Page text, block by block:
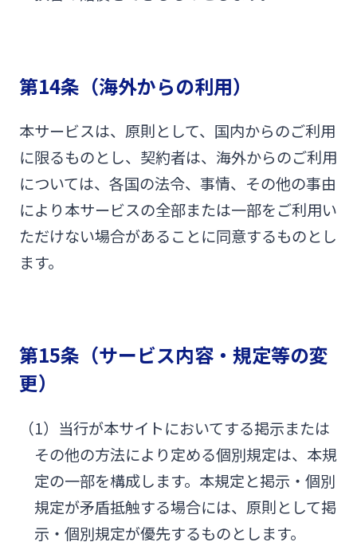
第14条（海外からの利用）
本サービスは、原則として、国内からのご利用
に限るものとし、契約者は、海外からのご利用
については、各国の法令、事情、その他の事由
により本サービスの全部または一部をご利用い
ただけない場合があることに同意するものとし
ます。
第15条（サービス内容・規定等の変
更）
（1）当行が本サイトにおいてする掲示または
その他の方法により定める個別規定は、本規
定の一部を構成します。本規定と掲示・個別
規定が矛盾抵触する場合には、原則として掲
示・個別規定が優先するものとします。